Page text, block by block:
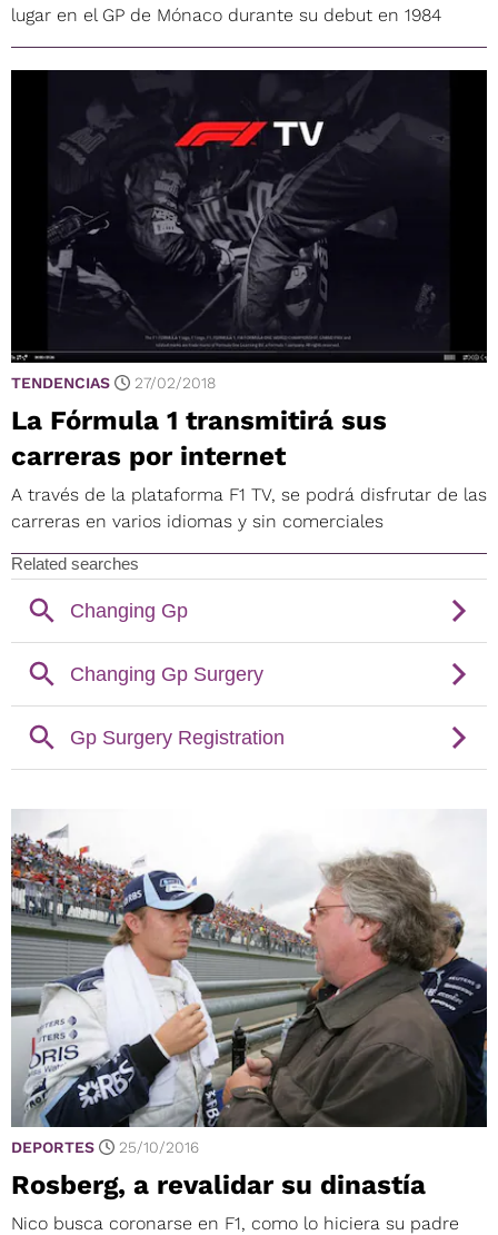
lugar en el GP de Mónaco durante su debut en 1984
TENDENCIAS 27/02/2018
La Fórmula 1 transmitirá sus
carreras por internet
A través de la plataforma F1 TV, se podrá disfrutar de las
carreras en varios idiomas y sin comerciales
DEPORTES 25/10/2016
Rosberg, a revalidar su dinastía
Nico busca coronarse en F1, como lo hiciera su padre